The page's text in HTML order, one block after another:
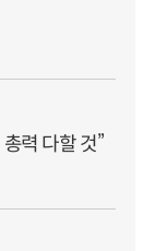
력 다할 것”